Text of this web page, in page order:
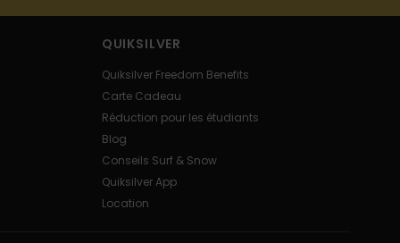
QUIKSILVER
Quiksilver Freedom Benefits
Carte Cadeau
Réduction pour les étudiants
Blog
Conseils Surf & Snow
Quiksilver App
Location